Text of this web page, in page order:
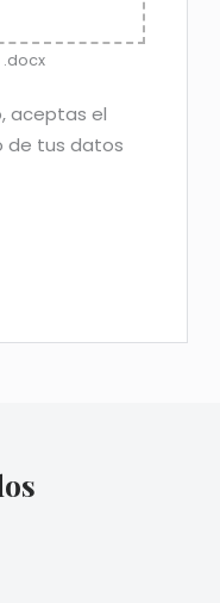
aceptas el
de tus datos